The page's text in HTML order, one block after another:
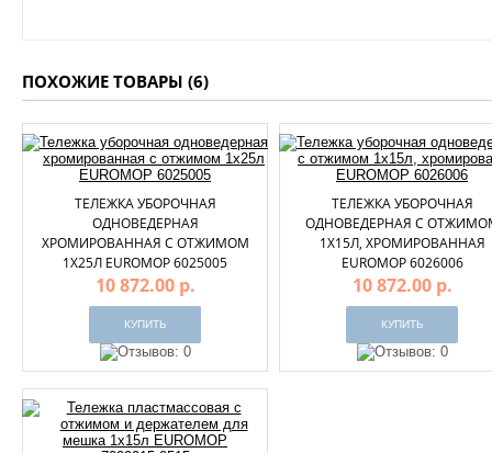
ПОХОЖИЕ ТОВАРЫ (6)
ТЕЛЕЖКА УБОРОЧНАЯ
ОДНОВЕДЕРНАЯ
ХРОМИРОВАННАЯ С ОТЖИМОМ
1Х25Л EUROMOP 6025005
10 872.00 р.
ТЕЛЕЖКА УБОРОЧНАЯ
ОДНОВЕДЕРНАЯ С
1Х15Л, ХРОМИРОВАННАЯ
EUROMOP 6026006
10 872.00 р.